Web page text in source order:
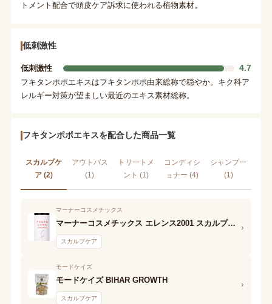
トメント配合で頭皮ケア訴求に使われる植物素材。
低刺激性
低刺激性 4.7
フキタンポポエキスはフキタンポポ由来総称で穏やか。キク科ア
レルギー対策が望ましい最近のエキス素材総称。
フキタンポポエキスを配合した商品一覧
スカルプケ
ア (2)
アウトバス
(1)
トリートメ
ント (1)
コンディシ
ョナー (4)
シャンプー
(1)
マーナーコスメチックス
マーナーコスメチックス エレンス2001 スカルププルーブロングエッセンス
スカルプケア
›
モードケイズ
モードケイズ BIHAR GROWTH
スカルプケア
›